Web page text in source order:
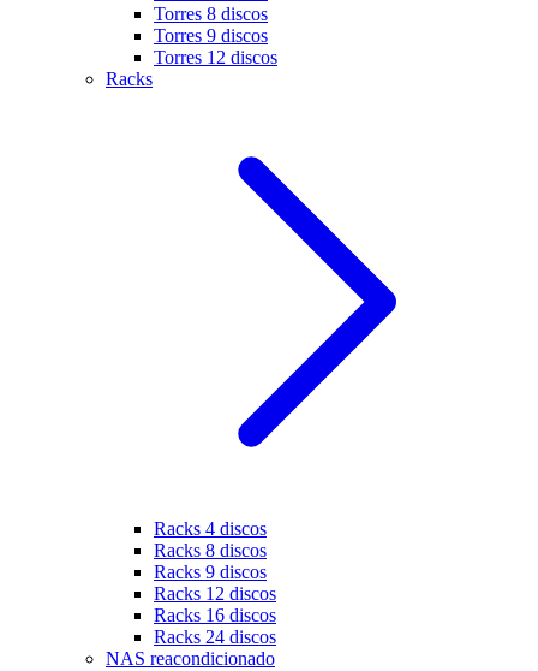
Torres 8 discos
Torres 9 discos
Torres 12 discos
Racks
Racks 4 discos
Racks 8 discos
Racks 9 discos
Racks 12 discos
Racks 16 discos
Racks 24 discos
NAS reacondicionado